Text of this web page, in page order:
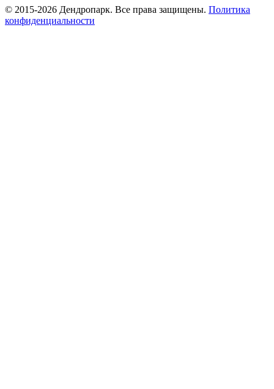
© 2015-2026 Дендропарк. Все права защищены. Политика
конфиденциальности